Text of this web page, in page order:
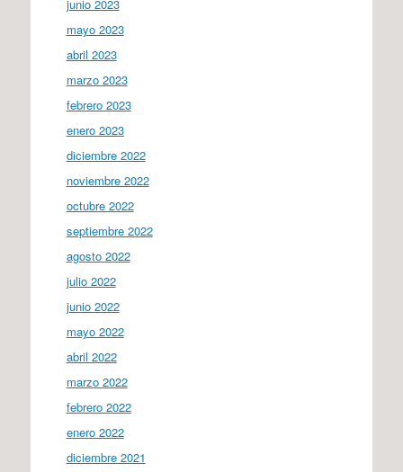
junio 2023
mayo 2023
abril 2023
marzo 2023
febrero 2023
enero 2023
diciembre 2022
noviembre 2022
octubre 2022
septiembre 2022
agosto 2022
julio 2022
junio 2022
mayo 2022
abril 2022
marzo 2022
febrero 2022
enero 2022
diciembre 2021